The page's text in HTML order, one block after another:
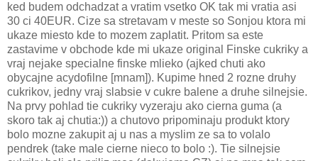
ked budem odchadzat a vratim vsetko OK tak mi vratia asi
30 ci 40EUR. Cize sa stretavam v meste so Sonjou ktora mi
ukaze miesto kde to mozem zaplatit. Pritom sa este
zastavime v obchode kde mi ukaze original Finske cukriky a
vraj nejake specialne finske mlieko (ajked chuti ako
obycajne acydofilne [mnam]). Kupime hned 2 rozne druhy
cukrikov, jedny vraj slabsie v cukre balene a druhe silnejsie.
Na prvy pohlad tie cukriky vyzeraju ako cierna guma (a
skoro tak aj chutia:)) a chutovo pripominaju produkt ktory
bolo mozne zakupit aj u nas a myslim ze sa to volalo
pendrek (take male cierne nieco to bolo :). Tie silnejsie